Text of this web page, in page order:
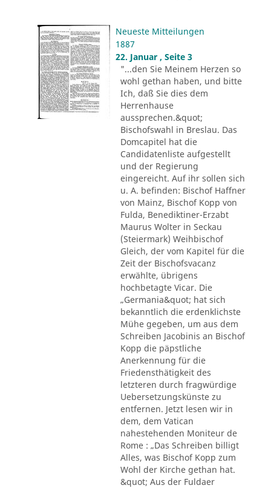
Neueste Mitteilungen
1887
22. Januar , Seite 3
"...den Sie Meinem Herzen so
wohl gethan haben, und bitte
Ich, daß Sie dies dem
Herrenhause
aussprechen.&quot;
Bischofswahl in Breslau. Das
Domcapitel hat die
Candidatenliste aufgestellt
und der Regierung
eingereicht. Auf ihr sollen sich
u. A. befinden: Bischof Haffner
von Mainz, Bischof Kopp von
Fulda, Benediktiner-Erzabt
Maurus Wolter in Seckau
(Steiermark) Weihbischof
Gleich, der vom Kapitel für die
Zeit der Bischofsvacanz
erwählte, übrigens
hochbetagte Vicar. Die
„Germania&quot; hat sich
bekanntlich die erdenklichste
Mühe gegeben, um aus dem
Schreiben Jacobinis an Bischof
Kopp die päpstliche
Anerkennung für die
Friedensthätigkeit des
letzteren durch fragwürdige
Uebersetzungskünste zu
entfernen. Jetzt lesen wir in
dem, dem Vatican
nahestehenden Moniteur de
Rome : „Das Schreiben billigt
Alles, was Bischof Kopp zum
Wohl der Kirche gethan hat.
&quot; Aus der Fuldaer